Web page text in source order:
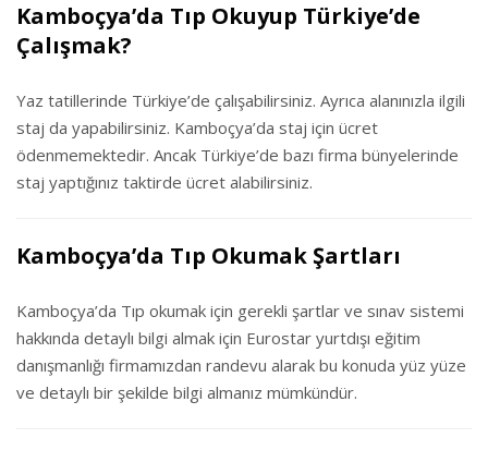
Kamboçya’da Tıp Okuyup Türkiye’de
Çalışmak?
Yaz tatillerinde Türkiye’de çalışabilirsiniz. Ayrıca alanınızla ilgili
staj da yapabilirsiniz. Kamboçya’da staj için ücret
ödenmemektedir. Ancak Türkiye’de bazı firma bünyelerinde
staj yaptığınız taktirde ücret alabilirsiniz.
Kamboçya’da Tıp Okumak Şartları
Kamboçya’da Tıp okumak için gerekli şartlar ve sınav sistemi
hakkında detaylı bilgi almak için Eurostar yurtdışı eğitim
danışmanlığı firmamızdan randevu alarak bu konuda yüz yüze
ve detaylı bir şekilde bilgi almanız mümkündür.